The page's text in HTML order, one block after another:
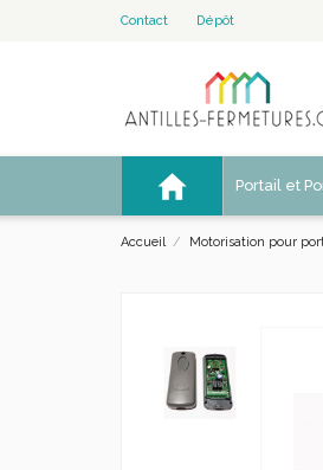
Contact Dépôt
Portail et
Accueil Motorisation pour